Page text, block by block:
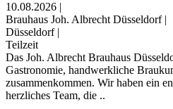
10.08.2026 |
Brauhaus Joh. Albrecht Düsseldorf |
Düsseldorf |
Teilzeit
Das Joh. Albrecht Brauhaus
Gastronomie, handwerkliche
zusammenkommen. Wir haben ein
herzliches Team, die ..